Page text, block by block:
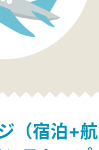
（宿泊+